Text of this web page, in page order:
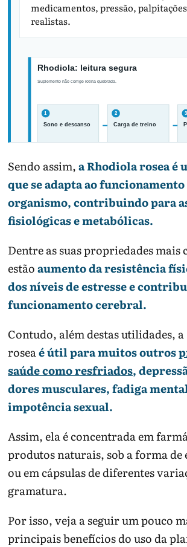
medicamentos, pressão,
realistas.
A causa da fadiga deve ser
antes de empilhar suplementos.
Produtos naturais também
efeitos indesejados.
Objetivo Pergunta útil
Performance
O treino e a
recuperação
estão
Fadiga
Existe anemia,
tireoide, sono
ruim ou
Sendo assim,a Rhodiola rosea é
que se adapta ao funcionamento
organismo, contribuindo para
fisiológicas e metabólicas.
Dentre as suas propriedades mais
estãoaumento da resistência
dos níveis de estresse e
funcionamento cerebral.
Contudo, além destas utilidades,
roseaé útil para muitos outros
saúde como resfriados,
dores musculares, fadiga
impotência sexual.
Assim, ela é concentrada em
produtos naturais, sob a forma de
ou em cápsulas de diferentes
gramatura.
Por isso, veja a seguir um pouco
principais benefícios do uso da